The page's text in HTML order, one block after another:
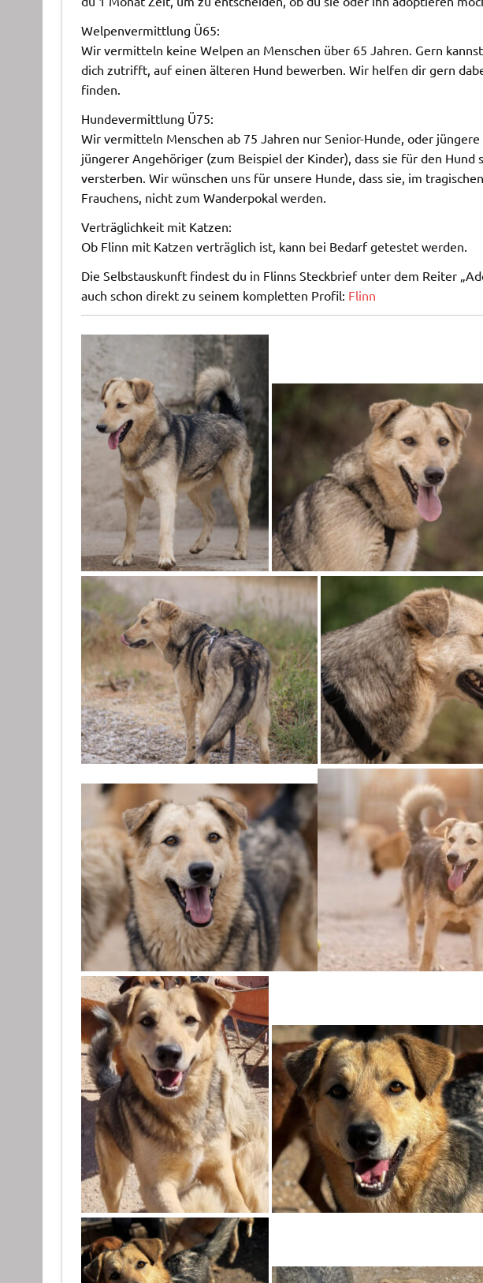
Welpenvermittlung Ü65:
Wir vermitteln keine Welpen an Menschen über 65 Jahren. Gern
dich zutrifft, auf einen älteren Hund bewerben. Wir helfen dir gern
finden.
Hundevermittlung Ü75:
Wir vermitteln Menschen ab 75 Jahren nur Senior-Hunde, oder
jüngerer Angehöriger (zum Beispiel der Kinder), dass sie für den
versterben. Wir wünschen uns für unsere Hunde, dass sie, im
Frauchens, nicht zum Wanderpokal werden.
Verträglichkeit mit Katzen:
Ob Flinn mit Katzen verträglich ist, kann bei Bedarf getestet werden.
Die Selbstauskunft findest du in Flinns Steckbrief unter dem Reiter
auch schon direkt zu seinem kompletten Profil: Flinn